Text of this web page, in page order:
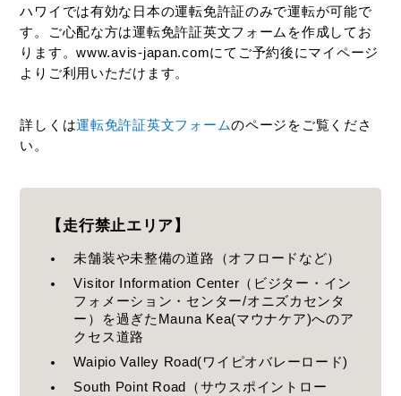
ハワイでは有効な日本の運転免許証のみで運転が可能で
す。ご心配な方は運転免許証英文フォームを作成してお
ります。www.avis-japan.comにてご予約後にマイページ
よりご利用いただけます。
詳しくは運転免許証英文フォームのページをご覧くださ
い。
【走行禁止エリア】
未舗装や未整備の道路（オフロードなど）
Visitor Information Center（ビジター・イン
フォメーション・センター/オニズカセンタ
ー）を過ぎたMauna Kea(マウナケア)へのア
クセス道路
Waipio Valley Road(ワイピオバレーロード)
South Point Road（サウスポイントロー